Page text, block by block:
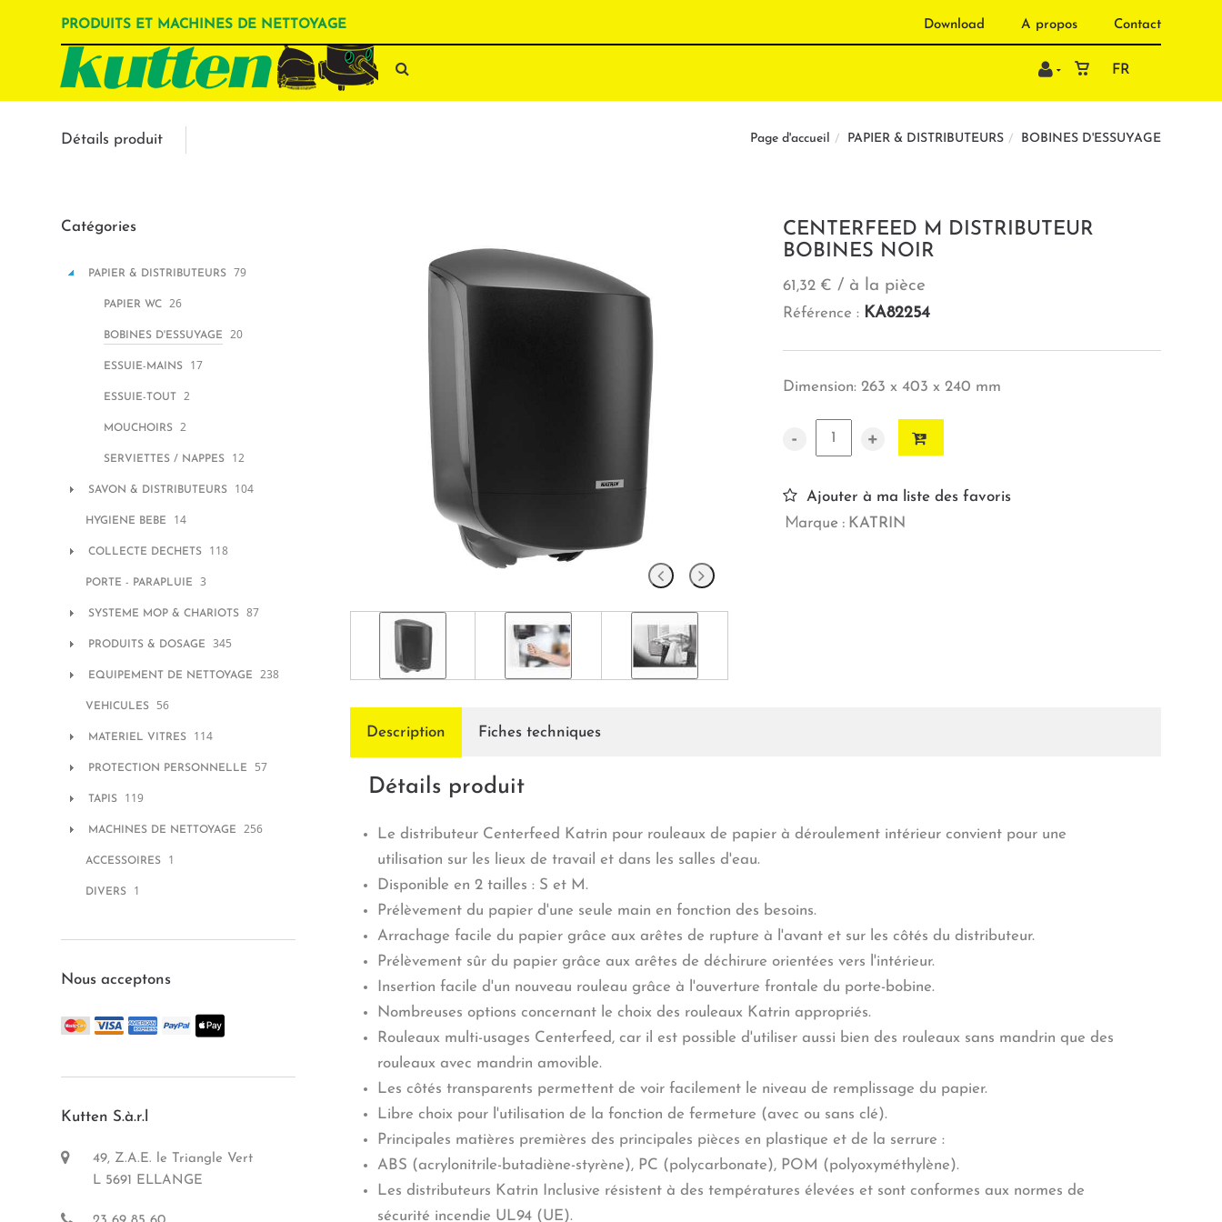
Download A propos Contact
PRODUITS ET MACHINES DE NETTOYAGE
FR
Détails produit Page d'accueil PAPIER & DISTRIBUTEURS BOBINES D'ESSUYAGE
CENTERFEED M DISTRIBUTEUR
BOBINES NOIR
61,32 € / à la pièce
Référence : KA82254
Dimension: 263 x 403 x 240 mm
- +
Ajouter à ma liste des favoris
Marque : KATRIN
Description Fiches techniques
Détails produit
Le distributeur Centerfeed Katrin pour rouleaux de papier à déroulement intérieur convient pour une
utilisation sur les lieux de travail et dans les salles d'eau.
Disponible en 2 tailles : S et M.
Prélèvement du papier d'une seule main en fonction des besoins.
Arrachage facile du papier grâce aux arêtes de rupture à l'avant et sur les côtés du distributeur.
Prélèvement sûr du papier grâce aux arêtes de déchirure orientées vers l'intérieur.
Insertion facile d'un nouveau rouleau grâce à l'ouverture frontale du porte-bobine.
Nombreuses options concernant le choix des rouleaux Katrin appropriés.
Rouleaux multi-usages Centerfeed, car il est possible d'utiliser aussi bien des rouleaux sans mandrin que des
rouleaux avec mandrin amovible.
Les côtés transparents permettent de voir facilement le niveau de remplissage du papier.
Libre choix pour l'utilisation de la fonction de fermeture (avec ou sans clé).
Principales matières premières des principales pièces en plastique et de la serrure :
ABS (acrylonitrile-butadiène-styrène), PC (polycarbonate), POM (polyoxyméthylène).
Les distributeurs Katrin Inclusive résistent à des températures élevées et sont conformes aux normes de
sécurité incendie UL94 (UE).
Catégories
PAPIER & DISTRIBUTEURS 79
PAPIER WC 26
BOBINES D'ESSUYAGE 20
ESSUIE-MAINS 17
ESSUIE-TOUT 2
MOUCHOIRS 2
SERVIETTES / NAPPES 12
SAVON & DISTRIBUTEURS 104
HYGIENE BEBE 14
COLLECTE DECHETS 118
PORTE - PARAPLUIE 3
SYSTEME MOP & CHARIOTS 87
PRODUITS & DOSAGE 345
EQUIPEMENT DE NETTOYAGE 238
VEHICULES 56
MATERIEL VITRES 114
PROTECTION PERSONNELLE 57
TAPIS 119
MACHINES DE NETTOYAGE 256
ACCESSOIRES 1
DIVERS 1
Nous acceptons
Kutten S.à.r.l
49, Z.A.E. le Triangle Vert
L 5691 ELLANGE